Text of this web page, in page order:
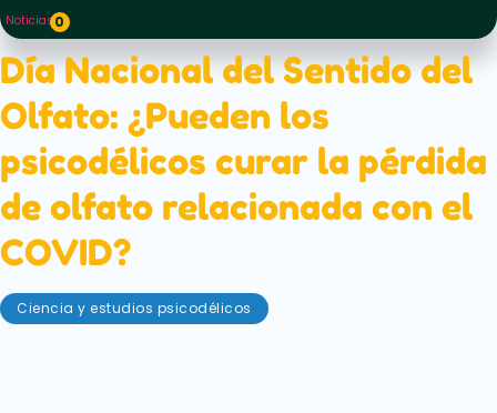
Noticias0
Día Nacional del Sentido del
Olfato: ¿Pueden los
psicodélicos curar la pérdida
de olfato relacionada con el
COVID?
Ciencia y estudios psicodélicos